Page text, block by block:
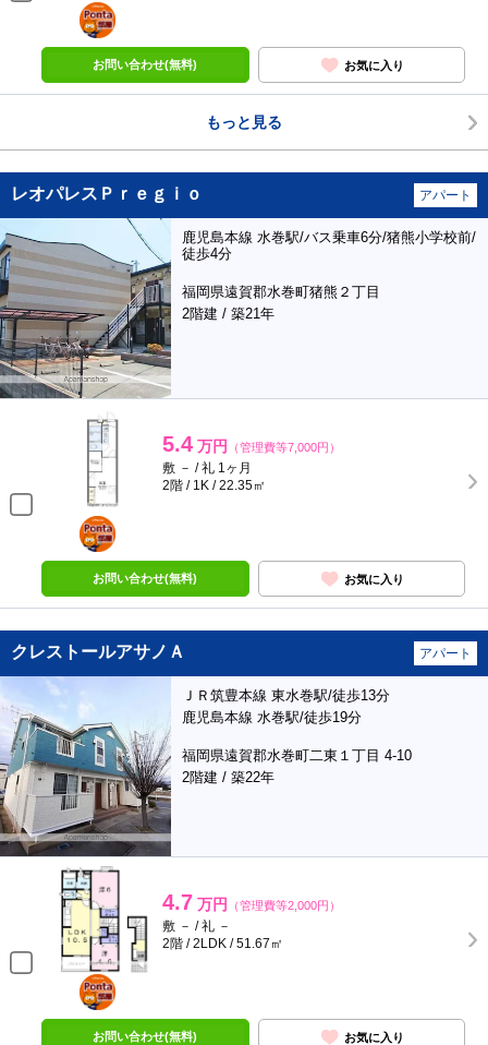
ポンタ
部屋
お問い合わせ(無料) お気に入り
もっと見る
レオパレスＰｒｅｇｉｏ アパート
鹿児島本線 水巻駅/バス乗車6分/猪熊小学校前/
徒歩4分
福岡県遠賀郡水巻町猪熊２丁目
2階建 / 築21年
5.4 万円 （管理費等7,000円）
敷 － / 礼 1ヶ月
2階 / 1K / 22.35㎡
ポンタ
部屋
お問い合わせ(無料) お気に入り
クレストールアサノＡ アパート
ＪＲ筑豊本線 東水巻駅/徒歩13分
鹿児島本線 水巻駅/徒歩19分
福岡県遠賀郡水巻町二東１丁目 4-10
2階建 / 築22年
4.7 万円 （管理費等2,000円）
敷 － / 礼 －
2階 / 2LDK / 51.67㎡
ポンタ
部屋
お問い合わせ(無料) お気に入り